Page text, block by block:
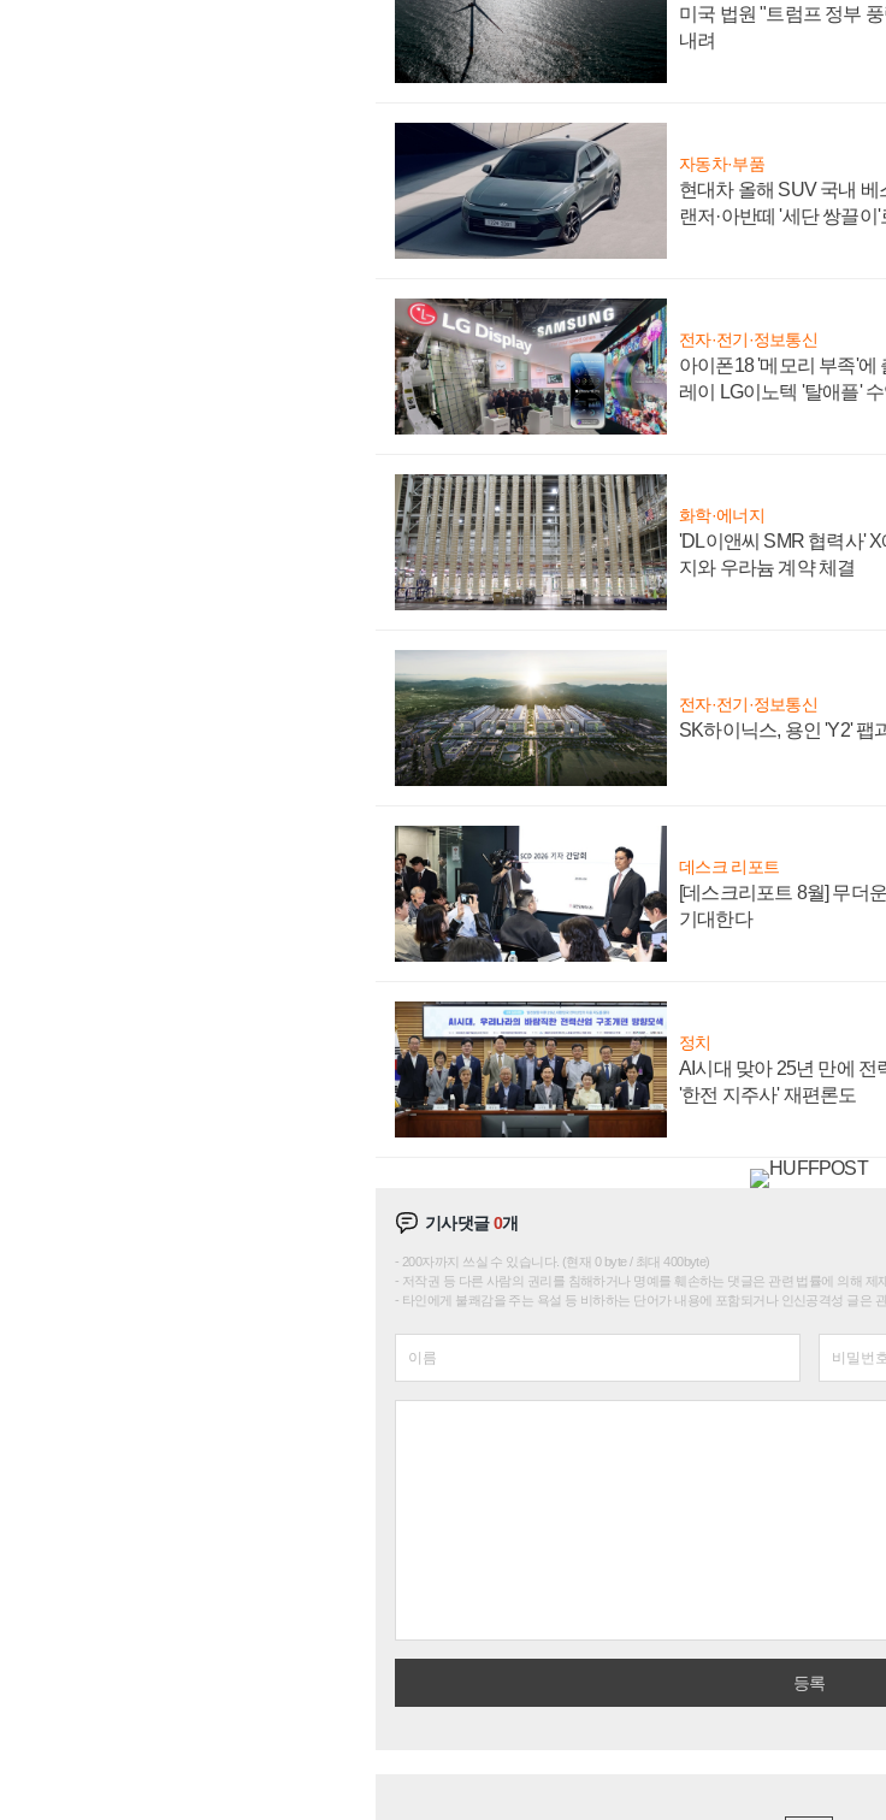
미국 법원 "트럼프 정부
내려
자동차·부품
현대차 올해 SUV 국내
랜저·아반떼 '세단 쌍끌이'
전자·전기·정보통신
아이폰18 '메모리 부족'에
레이 LG이노텍 '탈애플'
화학·에너지
'DL이앤씨 SMR 협력사'
지와 우라늄 계약 체결
전자·전기·정보통신
SK하이닉스, 용인 'Y2' 팹
데스크 리포트
[데스크리포트 8월] 무더
기대한다
정치
AI시대 맞아 25년 만에 전
'한전 지주사' 재편론도
기사댓글0개
200자까지 쓰실 수 있습니다. (현재 0 byte / 최대 400byte)
저작권 등 다른 사람의 권리를 침해하거나 명예를 훼손하는 댓글은 관련 법률에 의해 제
타인에게 불쾌감을 주는 욕설 등 비하하는 단어가 내용에 포함되거나 인신공격성 글은